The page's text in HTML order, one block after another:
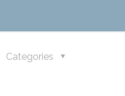
Categories